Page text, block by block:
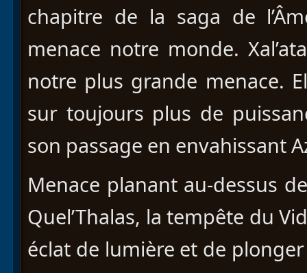
chapitre de la saga de
menace notre monde.
notre plus grande menace.
sur toujours plus de
son passage en envahissant
Menace planant au-dessus
Quel’Thalas, la tempête du
éclat de lumière et de